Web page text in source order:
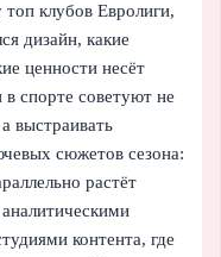
топ клубов Евролиги,
дизайн, какие
ценности несёт
спорте советуют не
выстраивать
сюжетов сезона:
растёт
контента, где